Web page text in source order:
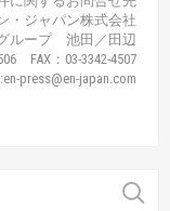
・ジャパン株式会社
ループ 池田／田辺
FAX：03-3342-4507
press@en-japan.com